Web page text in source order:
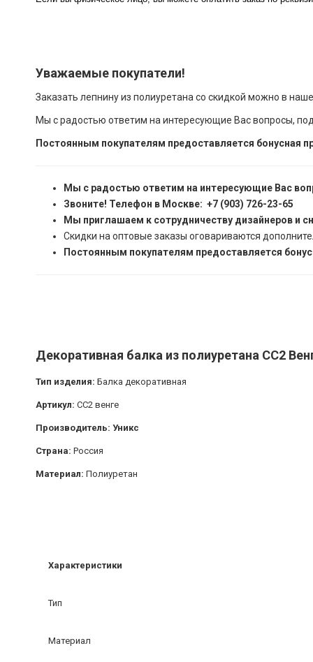
Уважаемые покупатели!
Заказать лепнину из полиуретана со скидкой можно в
Мы с радостью ответим на интересующие Вас вопросы,
Постоянным покупателям предоставляется бонусная
Мы с радостью ответим на интересующие Вас
Звоните! Телефон в Москве: +7 (903) 726-23-65
Мы приглашаем к сотрудничеству дизайнеров и
Скидки на оптовые заказы оговариваются
Постоянным покупателям предоставляется
Декоративная балка из полиуретана СС2
Тип изделия: Балка декоративная
Артикул: СС2 венге
Производитель: Уникс
Страна: Россия
Материал: Полиуретан
Характеристики
Тип
Материал